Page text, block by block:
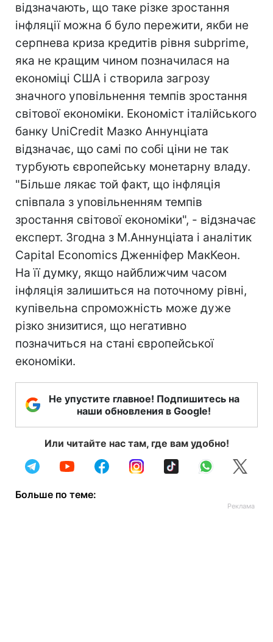
відзначають, що таке різке зростання
інфляції можна б було пережити, якби не
серпнева криза кредитів рівня subprime,
яка не кращим чином позначилася на
економіці США і створила загрозу
значного уповільнення темпів зростання
світової економіки. Економіст італійського
банку UniCredit Мазко Аннунціата
відзначає, що самі по собі ціни не так
турбують європейську монетарну владу.
"Більше лякає той факт, що інфляція
співпала з уповільненням темпів
зростання світової економіки", - відзначає
експерт. Згодна з М.Аннунціата і аналітик
Capital Economics Дженніфер МакКеон.
На її думку, якщо найближчим часом
інфляція залишиться на поточному рівні,
купівельна спроможність може дуже
різко знизитися, що негативно
позначиться на стані європейської
економіки.
Не упустите главное! Подпишитесь на
наши обновления в Google!
Или читайте нас там, где вам удобно!
Больше по теме: